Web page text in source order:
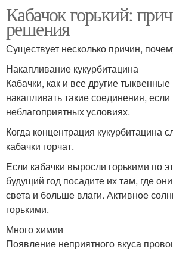
Кабачок горький:
решения
Существует несколько причин,
Накапливание кукурбитацина
Кабачки, как и все другие
накапливать такие соединения,
неблагоприятных условиях.
Когда концентрация кукурбитацина
кабачки горчат.
Если кабачки выросли горькими по
будущий год посадите их там, где
света и больше влаги. Активное
горькими.
Много химии
Появление неприятного вкуса